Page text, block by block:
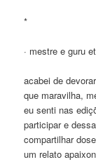
*
· mestre e guru
acabei de
que maravilha,
eu senti nas
participar e
compartilhar
um relato